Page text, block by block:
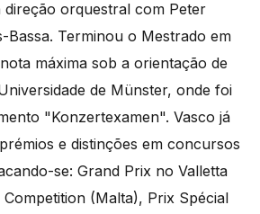
direção orquestral com Peter
Bassa. Terminou o Mestrado em
máxima sob a orientação de
de Münster, onde foi
"Konzertexamen". Vasco já
e distinções em concursos
se: Grand Prix no Valletta
(Malta), Prix Spécial